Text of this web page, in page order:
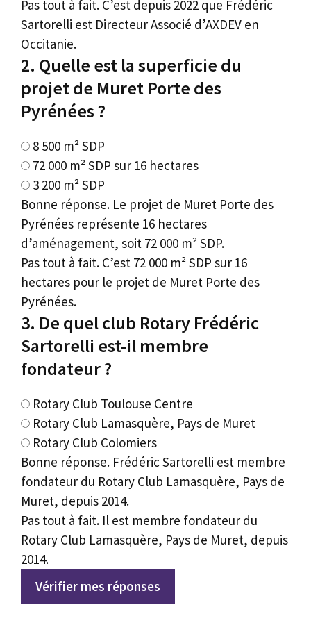
Pas tout à fait. C’est depuis 2022 que Frédéric
Sartorelli est Directeur Associé d’AXDEV en
Occitanie.
2. Quelle est la superficie du
projet de Muret Porte des
Pyrénées ?
8 500 m² SDP
72 000 m² SDP sur 16 hectares
3 200 m² SDP
Bonne réponse. Le projet de Muret Porte des
Pyrénées représente 16 hectares
d’aménagement, soit 72 000 m² SDP.
Pas tout à fait. C’est 72 000 m² SDP sur 16
hectares pour le projet de Muret Porte des
Pyrénées.
3. De quel club Rotary Frédéric
Sartorelli est-il membre
fondateur ?
Rotary Club Toulouse Centre
Rotary Club Lamasquère, Pays de Muret
Rotary Club Colomiers
Bonne réponse. Frédéric Sartorelli est membre
fondateur du Rotary Club Lamasquère, Pays de
Muret, depuis 2014.
Pas tout à fait. Il est membre fondateur du
Rotary Club Lamasquère, Pays de Muret, depuis
2014.
Vérifier mes réponses